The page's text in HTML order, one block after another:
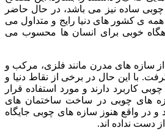
چوبی ساده نیز می باشد، در حال حاضر
ی کشور های دنیا رایج و متداول می
خوبی برای انسان ها محسوب می
از سازه های مدرن مانند فلزی، مرکب و
با این حال در برخی از نقاط دنیا و
کاربرد دارند و مورد استفاده قرار
های چوبی در ساخت ساختمان های
در واقع هنوز سازه های چوبی جایگاه
دست نداده اند.